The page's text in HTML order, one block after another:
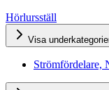
Hörlursställ
Visa
Strömfördelare,